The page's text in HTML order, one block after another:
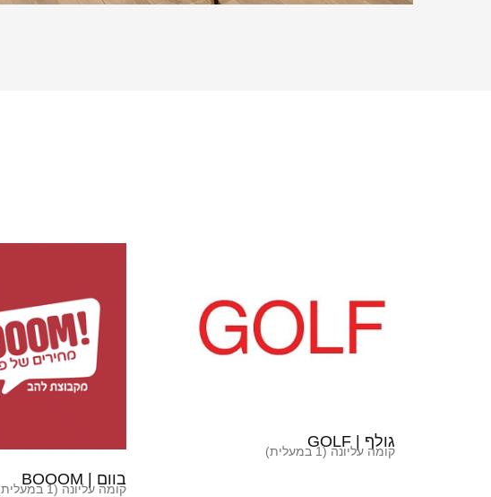
גולף | GOLF
קומה עליונה (1 במעלית)
בוום | BOOOM
קומה עליונה (1 במעלית)